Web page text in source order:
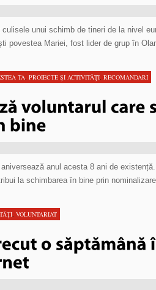
unui schimb de tineri de la nivel
povestea Mariei, fost lider de grup în
TA, PROIECTE ŞI ACTIVITĂŢI, RECOMANDARI
anul acesta 8 ani de
la schimbarea în bine prin
, VOLUNTARIAT